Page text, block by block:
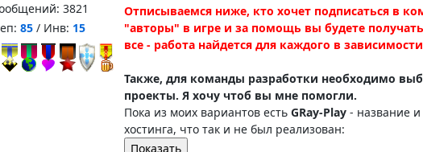
3821
85 / Инв: 15
Отписываемся ниже, кто хочет подписаться в
"авторы" в игре и за помощь вы будете
все - работа найдется для каждого в
Также, для команды разработки необходимо
проекты. Я хочу чтоб вы мне помогли.
Пока из моих вариантов есть GRay-Play - название и
хостинга, что так и не был реализован: